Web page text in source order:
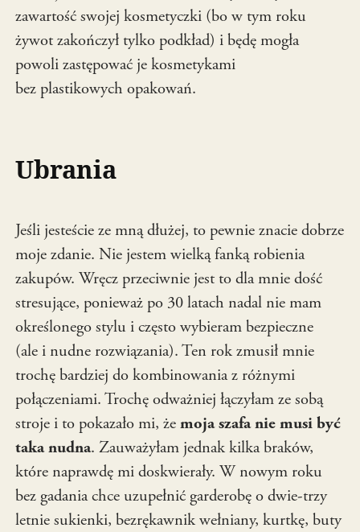
zawartość swojej kosmetyczki (bo w tym roku
żywot zakończył tylko podkład) i będę mogła
powoli zastępować je kosmetykami
bez plastikowych opakowań.
Ubrania
Jeśli jesteście ze mną dłużej, to pewnie znacie dobrze
moje zdanie. Nie jestem wielką fanką robienia
zakupów. Wręcz przeciwnie jest to dla mnie dość
stresujące, ponieważ po 30 latach nadal nie mam
określonego stylu i często wybieram bezpieczne
(ale i nudne rozwiązania). Ten rok zmusił mnie
trochę bardziej do kombinowania z różnymi
połączeniami. Trochę odważniej łączyłam ze sobą
stroje i to pokazało mi, żemoja szafa nie musi być
taka nudna. Zauważyłam jednak kilka braków,
które naprawdę mi doskwierały. W nowym roku
bez gadania chce uzupełnić garderobę o dwie-trzy
letnie sukienki, bezrękawnik wełniany, kurtkę, buty